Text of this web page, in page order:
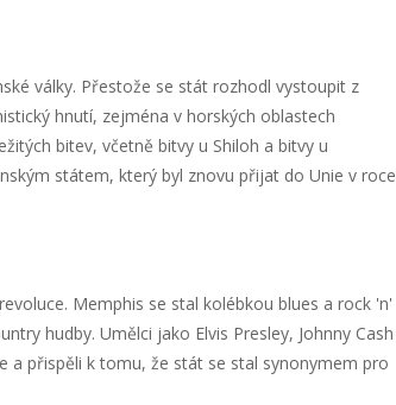
války. Přestože se stát rozhodl vystoupit z
hnutí, zejména v horských oblastech
bitev, včetně bitvy u Shiloh a bitvy u
státem, který byl znovu přijat do Unie v roce
Memphis se stal kolébkou blues a rock 'n'
hudby. Umělci jako Elvis Presley, Johnny Cash
a přispěli k tomu, že stát se stal synonymem pro